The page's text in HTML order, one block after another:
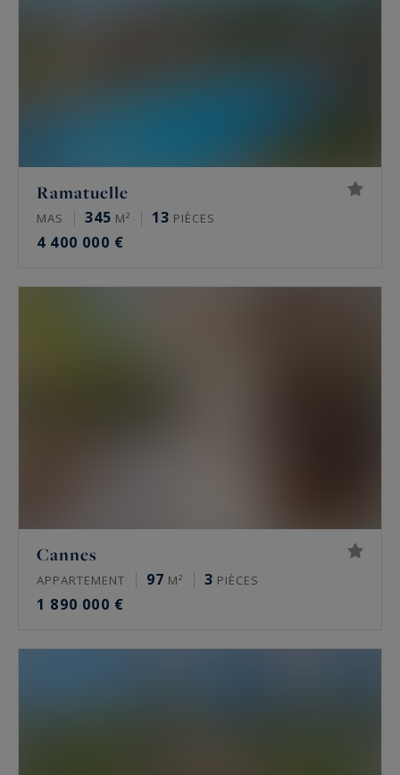
Ramatuelle
MAS 345 M² 13 PIÈCES
4 400 000 €
Cannes
APPARTEMENT 97 M² 3 PIÈCES
1 890 000 €